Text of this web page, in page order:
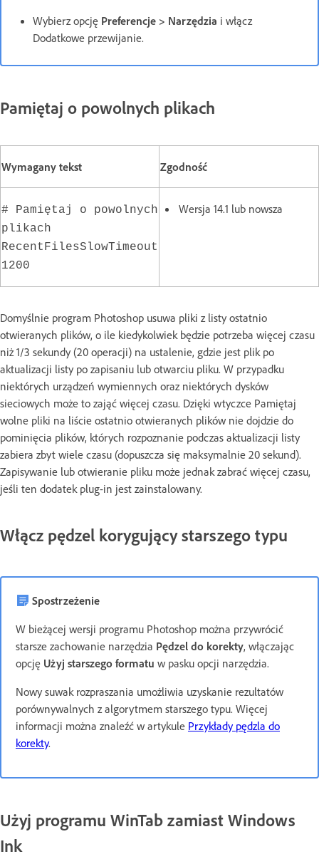
Wybierz opcję Preferencje > Narzędzia i włącz
Dodatkowe przewijanie.
Pamiętaj o powolnych plikach
Wymagany tekst Zgodność
# Pamiętaj o powolnych
plikach
RecentFilesSlowTimeout
1200
Wersja 14.1 lub nowsza
Domyślnie program Photoshop usuwa pliki z listy ostatnio
otwieranych plików, o ile kiedykolwiek będzie potrzeba więcej czasu
niż 1/3 sekundy (20 operacji) na ustalenie, gdzie jest plik po
aktualizacji listy po zapisaniu lub otwarciu pliku. W przypadku
niektórych urządzeń wymiennych oraz niektórych dysków
sieciowych może to zająć więcej czasu. Dzięki wtyczce Pamiętaj
wolne pliki na liście ostatnio otwieranych plików nie dojdzie do
pominięcia plików, których rozpoznanie podczas aktualizacji listy
zabiera zbyt wiele czasu (dopuszcza się maksymalnie 20 sekund).
Zapisywanie lub otwieranie pliku może jednak zabrać więcej czasu,
jeśli ten dodatek plug-in jest zainstalowany.
Włącz pędzel korygujący starszego typu
Spostrzeżenie
W bieżącej wersji programu Photoshop można przywrócić
starsze zachowanie narzędzia Pędzel do korekty, włączając
opcję Użyj starszego formatu w pasku opcji narzędzia.
Nowy suwak rozpraszania umożliwia uzyskanie rezultatów
porównywalnych z algorytmem starszego typu. Więcej
informacji można znaleźć w artykule Przykłady pędzla do
korekty.
Użyj programu WinTab zamiast Windows
Ink